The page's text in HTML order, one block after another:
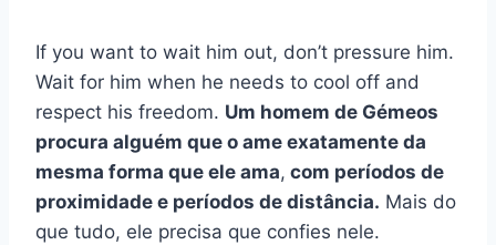
If you want to wait him out, don’t pressure him.
Wait for him when he needs to cool off and
respect his freedom. Um homem de Gémeos
procura alguém que o ame exatamente da
mesma forma que ele ama, com períodos de
proximidade e períodos de distância. Mais do
que tudo, ele precisa que confies nele.